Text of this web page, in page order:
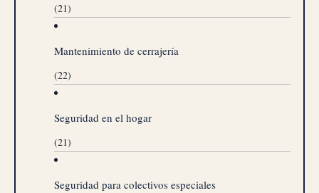
(21)
Mantenimiento de cerrajería
(22)
Seguridad en el hogar
(21)
Seguridad para colectivos especiales